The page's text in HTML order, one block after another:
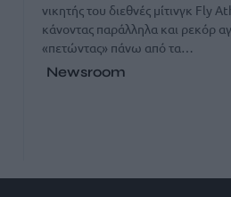
νικητής του διεθνές μίτινγκ Fly
κάνοντας παράλληλα και ρεκόρ
«πετώντας» πάνω από τα…
Newsroom